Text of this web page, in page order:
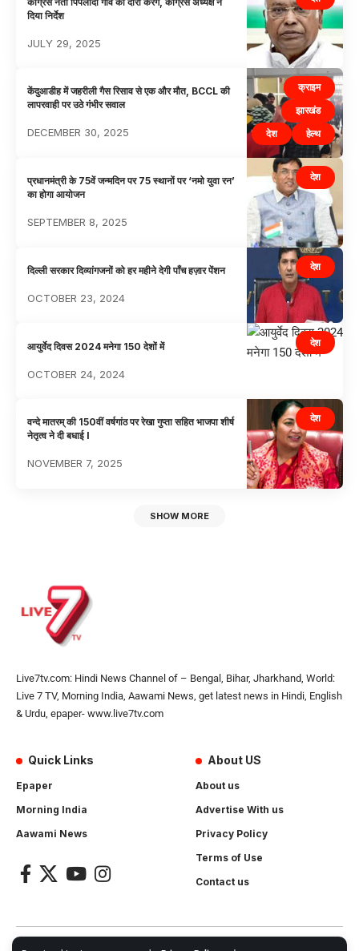
दिया निर्देश
JULY 29, 2025
क्राइम
झारखंड
देश
हेल्थ
केंदुआडीह में जहरीली गैस रिसाव से एक और मौत, BCCL की
लापरवाही पर उठे गंभीर सवाल
DECEMBER 30, 2025
देश
प्रधानमंत्री के 75वें जन्मदिन पर 75 स्थानों पर ‘नमो युवा रन’
का होगा आयोजन
SEPTEMBER 8, 2025
देश
दिल्ली सरकार दिव्यांगजनों को हर महीने देगी पाँच हज़ार पेंशन
OCTOBER 23, 2024
देश
आयुर्वेद दिवस 2024 मनेगा 150 देशों में
OCTOBER 24, 2024
देश
वन्दे मातरम् की 150वीं वर्षगांठ पर रेखा गुप्ता सहित भाजपा शीर्ष
नेतृत्व ने दी बधाई l
NOVEMBER 7, 2025
SHOW MORE
Live7tv.com: Hindi News Channel of – Bengal, Bihar, Jharkhand, World:
Live 7 TV, Morning India, Aawami News, get latest news in Hindi, English
& Urdu, epaper- www.live7tv.com
Quick Links
Epaper
Morning India
Aawami News
About US
About us
Advertise With us
Privacy Policy
Terms of Use
Contact us